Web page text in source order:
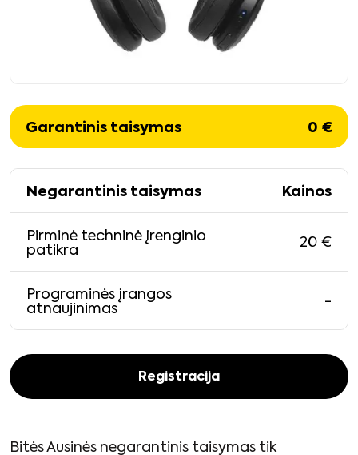
Garantinis taisymas 0 €
Negarantinis taisymas Kainos
Pirminė techninė įrenginio
patikra
20 €
Programinės įrangos
atnaujinimas
-
Registracija
Bitės Ausinės negarantinis taisymas tik